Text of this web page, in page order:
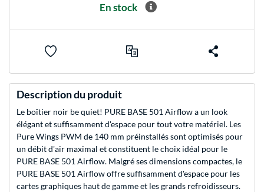
En stock
Description du produit
Le boîtier noir be quiet! PURE BASE 501 Airflow a un look
élégant et suffisamment d'espace pour tout votre matériel. Les
Pure Wings PWM de 140 mm préinstallés sont optimisés pour
un débit d'air maximal et constituent le choix idéal pour le
PURE BASE 501 Airflow. Malgré ses dimensions compactes, le
PURE BASE 501 Airflow offre suffisamment d'espace pour les
cartes graphiques haut de gamme et les grands refroidisseurs.